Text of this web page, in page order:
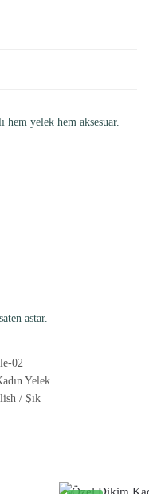
hem yelek hem aksesuar.
astar.
02
Yelek
/ Şık